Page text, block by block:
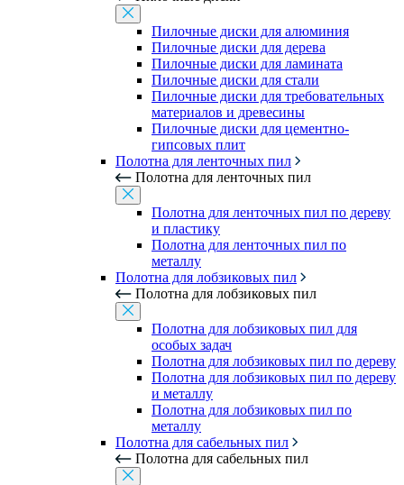
Пилочные диски для алюминия
Пилочные диски для дерева
Пилочные диски для ламината
Пилочные диски для стали
Пилочные диски для требовательных
материалов и древесины
Пилочные диски для цементно-
гипсовых плит
Полотна для ленточных пил
Полотна для ленточных пил
Полотна для ленточных пил по дереву
и пластику
Полотна для ленточных пил по
металлу
Полотна для лобзиковых пил
Полотна для лобзиковых пил
Полотна для лобзиковых пил для
особых задач
Полотна для лобзиковых пил по дереву
Полотна для лобзиковых пил по дереву
и металлу
Полотна для лобзиковых пил по
металлу
Полотна для сабельных пил
Полотна для сабельных пил